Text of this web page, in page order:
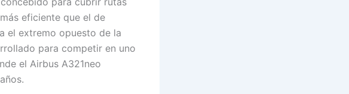
eficiente que el de
el extremo opuesto de la
para competir en uno
el Airbus A321neo